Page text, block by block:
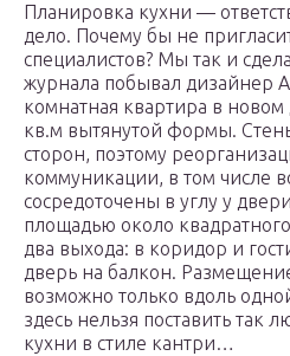
Планировка кухни —
дело. Почему бы не
специалистов? Мы так и
журнала побывал дизайнер
комнатная квартира в
кв.м вытянутой формы.
сторон, поэтому
коммуникации, в том числе
сосредоточены в углу у
площадью около
два выхода: в коридор и
дверь на балкон.
возможно только вдоль
здесь нельзя поставить так
кухни в стиле кантри…